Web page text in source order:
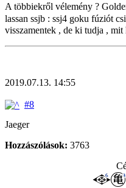
A többiekről vélemény ?
lassan ssjb : ssj4 goku fúziót
visszamentek , de ki tudja ,
2019.07.13. 14:55
#8
Jaeger
Hozzászólások: 3763